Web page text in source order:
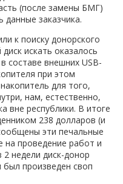
(после замены БМГ)
заказчика.
к поиску донорского
искать оказалось
составе внешних USB-
при этом
для того,
нам, естественно,
вне республики. В итоге
238 долларов (и
эти печальные
на проведение работ и
2 недели диск-донор
произведен своп